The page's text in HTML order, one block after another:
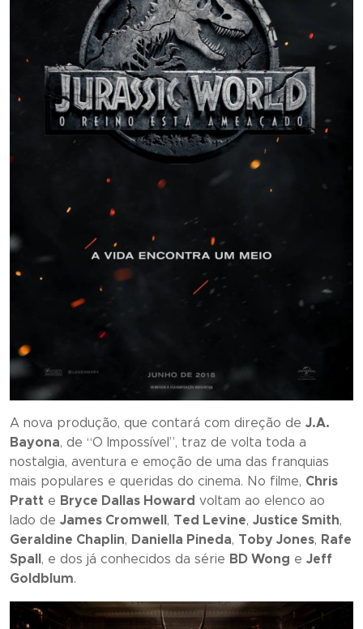
A nova produção, que contará com direção de J.A.
Bayona, de “O Impossível ”, traz de volta toda a
nostalgia, aventura e emoção de uma das franquias
mais populares e queridas do cinema. No filme, Chris
Pratt e Bryce Dallas Howard voltam ao elenco ao
lado de James Cromwell , Ted Levine, Justice Smith,
Geraldine Chaplin, Daniella Pineda, Toby Jones, Rafe
Spall , e dos já conhecidos da série BD Wong e Jeff
Goldblum.